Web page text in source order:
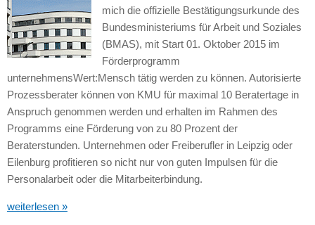
mich die offizielle Bestätigungsurkunde des
Bundesministeriums für Arbeit und Soziales
(BMAS), mit Start 01. Oktober 2015 im
Förderprogramm
unternehmensWert:Mensch tätig werden zu können. Autorisierte
Prozessberater können von KMU für maximal 10 Beratertage in
Anspruch genommen werden und erhalten im Rahmen des
Programms eine Förderung von zu 80 Prozent der
Beraterstunden. Unternehmen oder Freiberufler in Leipzig oder
Eilenburg profitieren so nicht nur von guten Impulsen für die
Personalarbeit oder die Mitarbeiterbindung.
weiterlesen »